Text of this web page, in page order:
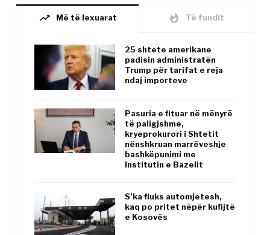
trending_up Më të lexuarat whatshot Të fundit
25 shtete amerikane
padisin administratën
Trump për tarifat e reja
ndaj importeve
Pasuria e fituar në mënyrë
të paligjshme,
kryeprokurori i Shtetit
nënshkruan marrëveshje
bashkëpunimi me
Institutin e Bazelit
S’ka fluks automjetesh,
kaq po pritet nëpër kufijtë
e Kosovës